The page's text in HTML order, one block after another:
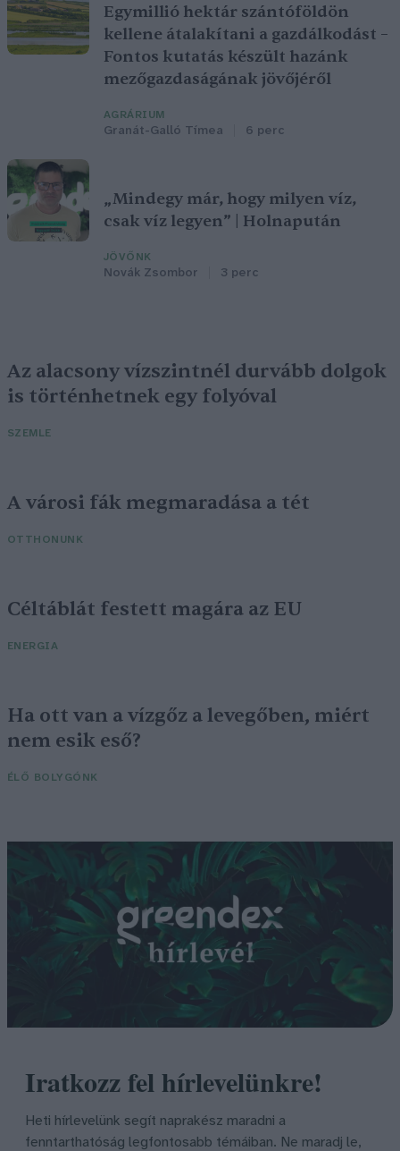
Egymillió hektár szántóföldön
kellene átalakítani a gazdálkodást –
Fontos kutatás készült hazánk
mezőgazdaságának jövőjéről
AGRÁRIUM
Granát-Galló Tímea 6 perc
„Mindegy már, hogy milyen víz,
csak víz legyen” | Holnapután
JÖVŐNK
Novák Zsombor 3 perc
Az alacsony vízszintnél durvább dolgok
is történhetnek egy folyóval
SZEMLE
A városi fák megmaradása a tét
OTTHONUNK
Céltáblát festett magára az EU
ENERGIA
Ha ott van a vízgőz a levegőben, miért
nem esik eső?
ÉLŐ BOLYGÓNK
Iratkozz fel hírlevelünkre!
Heti hírlevelünk segít naprakész maradni a
fenntarthatóság legfontosabb témáiban. Ne maradj le,